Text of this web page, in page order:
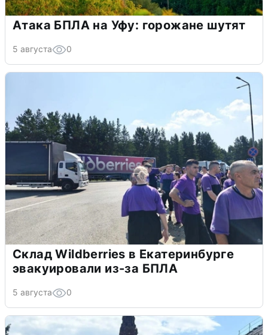
Атака БПЛА на Уфу: горожане шутят
5 августа 0
Склад Wildberries в Екатеринбурге
эвакуировали из-за БПЛА
5 августа 0